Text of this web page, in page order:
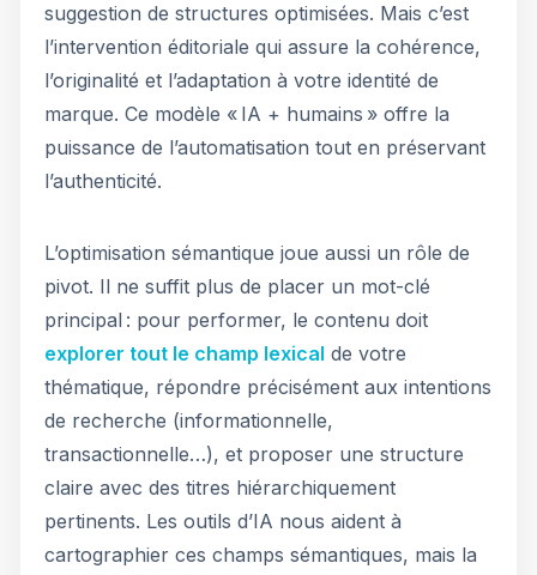
suggestion de structures optimisées. Mais c’est
l’intervention éditoriale qui assure la cohérence,
l’originalité et l’adaptation à votre identité de
marque. Ce modèle « IA + humains » offre la
puissance de l’automatisation tout en préservant
l’authenticité.
L’optimisation sémantique joue aussi un rôle de
pivot. Il ne suffit plus de placer un mot-clé
principal : pour performer, le contenu doit
explorer tout le champ lexical de votre
thématique, répondre précisément aux intentions
de recherche (informationnelle,
transactionnelle…), et proposer une structure
claire avec des titres hiérarchiquement
pertinents. Les outils d’IA nous aident à
cartographier ces champs sémantiques, mais la